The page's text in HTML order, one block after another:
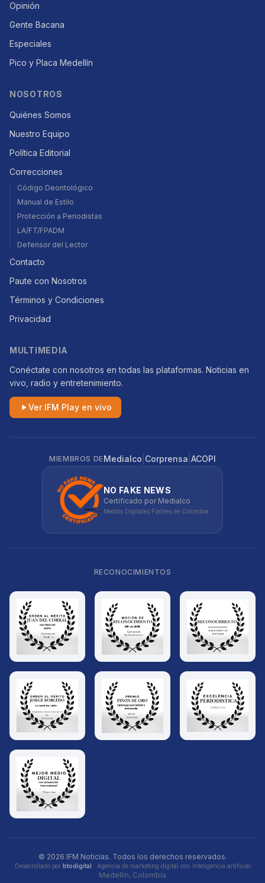
Opinión
Gente Bacana
Especiales
Pico y Placa Medellín
NOSOTROS
Quiénes Somos
Nuestro Equipo
Política Editorial
Correcciones
Código Deontológico
Manual de Estilo
Protección a Periodistas
LA/FT/FPADM
Defensor del Lector
Contacto
Paute con Nosotros
Términos y Condiciones
Privacidad
MULTIMEDIA
Conéctate con nosotros en todas las plataformas. Noticias en
vivo, radio y entretenimiento.
Ver IFM Play en vivo
MIEMBROS DEMedialco Corprensa ACOPI
NO FAKE NEWS
Certificado por Medialco
Medios Digitales Fiables de Colombia
RECONOCIMIENTOS
© 2026 IFM Noticias. Todos los derechos reservados.
Desarrollado por btodigital · Agencia de marketing digital con inteligencia artificial
Medellín, Colombia